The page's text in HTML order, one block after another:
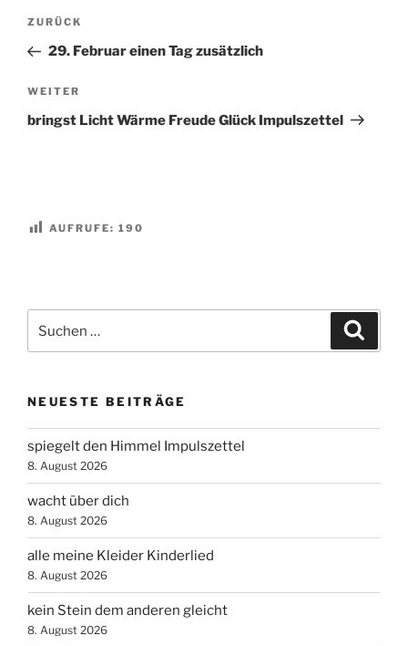
Beitragsnavigation
Vorheriger
Beitrag
ZURÜCK
29. Februar einen Tag zusätzlich
Nächster
Beitrag
WEITER
bringst Licht Wärme Freude Glück Impulszettel
AUFRUFE: 190
nach:
NEUESTE BEITRÄGE
spiegelt den Himmel Impulszettel
8. August 2026
wacht über dich
8. August 2026
alle meine Kleider Kinderlied
8. August 2026
kein Stein dem anderen gleicht
8. August 2026